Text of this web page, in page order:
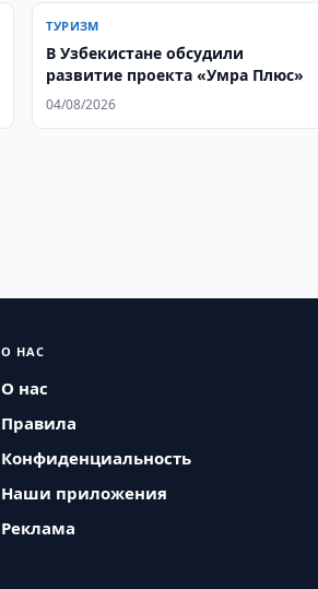
ТУРИЗМ
В Узбекистане обсудили
развитие проекта «Умра Плюс»
04/08/2026
О НАС
О нас
Правила
Конфиденциальность
Наши приложения
Реклама